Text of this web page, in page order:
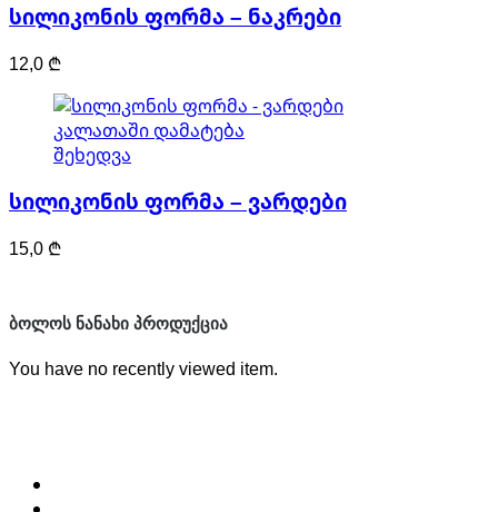
სილიკონის ფორმა – ნაკრები
12,0 ₾
კალათაში დამატება
შეხედვა
სილიკონის ფორმა – ვარდები
15,0 ₾
ᲑᲝᲚᲝᲡ ᲜᲐᲜᲐᲮᲘ ᲞᲠᲝᲓᲣᲥᲪᲘᲐ
You have no recently viewed item.